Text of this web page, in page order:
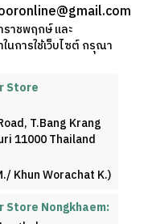
ราชพฤกษ์ และ
การใช้เว็บไซต์ กรุณา
Store
T.Bang Krang
11000 Thailand
Khun Worachat K.)
Store Nongkhaem: